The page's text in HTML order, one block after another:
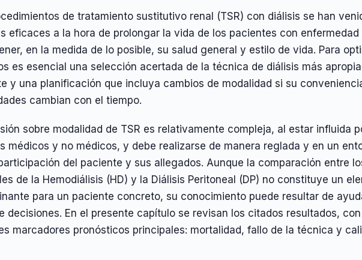
de tratamiento sustitutivo renal (TSR) con diálisis se han
eficaces a la hora de prolongar la vida de los pacientes con enfermedad
en la medida de lo posible, su salud general y estilo de vida. Para
es esencial una selección acertada de la técnica de diálisis más
y una planificación que incluya cambios de modalidad si su
cambian con el tiempo.
sobre modalidad de TSR es relativamente compleja, al estar influida
médicos y no médicos, y debe realizarse de manera reglada y en un
del paciente y sus allegados. Aunque la comparación entre
de la Hemodiálisis (HD) y la Diálisis Peritoneal (DP) no constituye un
para un paciente concreto, su conocimiento puede resultar de
decisiones. En el presente capítulo se revisan los citados resultados,
marcadores pronósticos principales: mortalidad, fallo de la técnica y